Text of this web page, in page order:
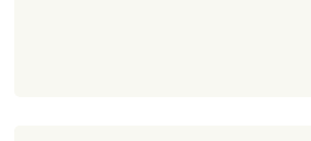
l’étendard des valeurs